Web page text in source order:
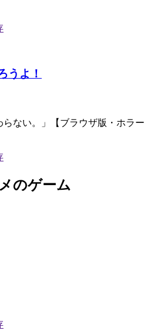
うよ！
らない。」【ブラウザ版・ホラー
のゲーム